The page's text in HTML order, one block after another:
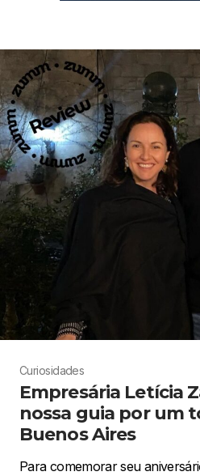
Curiosidades
Empresária Letícia
nossa guia por um
Buenos Aires
Para comemorar seu